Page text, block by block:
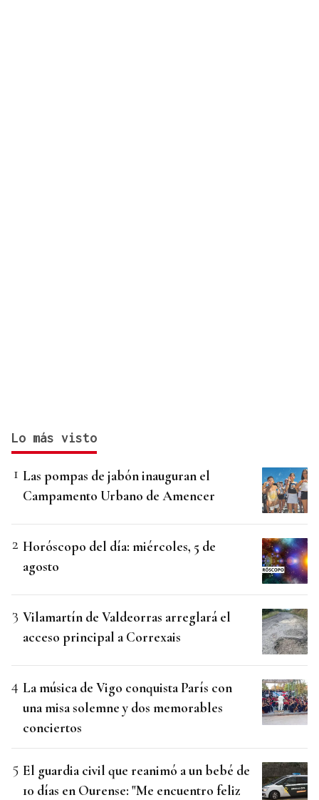
Lo más visto
Las pompas de jabón inauguran el
Campamento Urbano de Amencer
Horóscopo del día: miércoles, 5 de
agosto
Vilamartín de Valdeorras arreglará el
acceso principal a Correxais
La música de Vigo conquista París con
una misa solemne y dos memorables
conciertos
El guardia civil que reanimó a un bebé de
10 días en Ourense: "Me encuentro feliz